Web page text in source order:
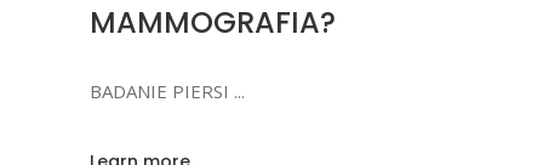
MAMMOGRAFIA?
BADANIE PIERSI